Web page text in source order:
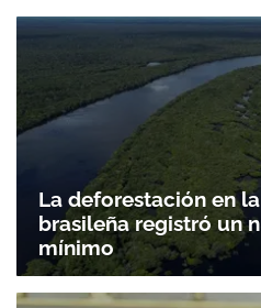
La deforestación en
brasileña registró un
mínimo